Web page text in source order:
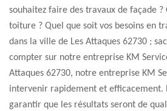
souhaitez faire des travaux de façade
toiture ? Quel que soit vos besoins en
dans la ville de Les Attaques 62730 ;
compter sur notre entreprise KM
Attaques 62730, notre entreprise KM
intervenir rapidement et efficacement.
garantir que les résultats seront de